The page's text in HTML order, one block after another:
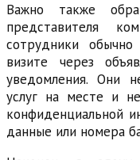
Важно также
представителя
сотрудники
визите через
уведомления. Они
услуг на месте и
конфиденциальной
данные или номера